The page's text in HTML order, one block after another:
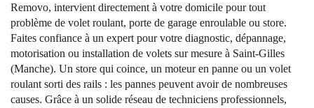
Removo, intervient directement à votre domicile pour tout
problème de volet roulant, porte de garage enroulable ou store.
Faites confiance à un expert pour votre diagnostic, dépannage,
motorisation ou installation de volets sur mesure à Saint-Gilles
(Manche). Un store qui coince, un moteur en panne ou un volet
roulant sorti des rails : les pannes peuvent avoir de nombreuses
causes. Grâce à un solide réseau de techniciens professionnels,